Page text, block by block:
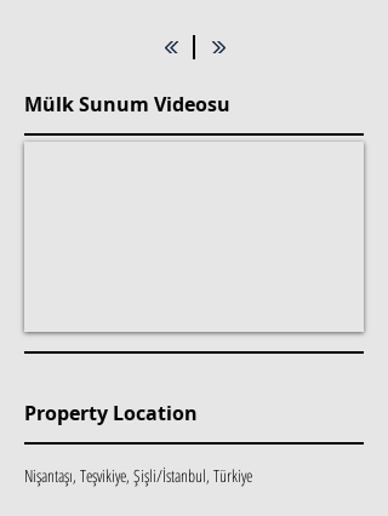
Property Location
Nişantaşı, Teşvikiye, Şişli/İstanbul, Türkiye
Mülk Sunum Videosu